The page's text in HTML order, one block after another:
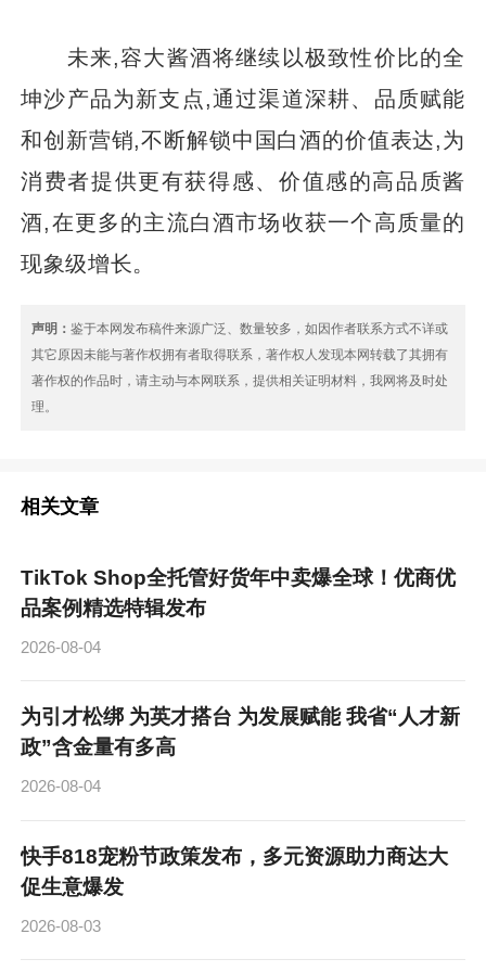
未来,容大酱酒将继续以极致性价比的全
坤沙产品为新支点,通过渠道深耕、品质赋能
和创新营销,不断解锁中国白酒的价值表达,为
消费者提供更有获得感、价值感的高品质酱
酒,在更多的主流白酒市场收获一个高质量的
现象级增长。
声明：鉴于本网发布稿件来源广泛、数量较多，如因作者联系方式不详或
其它原因未能与著作权拥有者取得联系，著作权人发现本网转载了其拥有
著作权的作品时，请主动与本网联系，提供相关证明材料，我网将及时处
理。
相关文章
TikTok Shop全托管好货年中卖爆全球！优商优
品案例精选特辑发布
2026-08-04
为引才松绑 为英才搭台 为发展赋能 我省“人才新
政”含金量有多高
2026-08-04
快手818宠粉节政策发布，多元资源助力商达大
促生意爆发
2026-08-03